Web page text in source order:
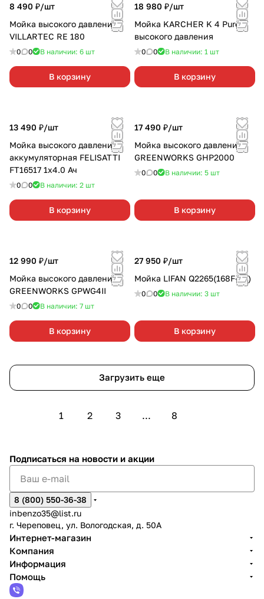
8 490 ₽/шт
Мойка высокого давления
VILLARTEC RE 180
0 0 В наличии: 6 шт
В корзину
18 980 ₽/шт
Мойка KARCHER K 4 Pure
высокого давления
0 0 В наличии: 1 шт
В корзину
13 490 ₽/шт
Мойка высокого давления
аккумуляторная FELISATTI
FT16517 1х4.0 Ач
0 0 В наличии: 2 шт
В корзину
17 490 ₽/шт
Мойка высокого давления
GREENWORKS GHP2000
0 0 В наличии: 5 шт
В корзину
12 990 ₽/шт
Мойка высокого давления
GREENWORKS GPWG4II
0 0 В наличии: 7 шт
В корзину
27 950 ₽/шт
Мойка LIFAN Q2265(168F-2B)
0 0 В наличии: 3 шт
В корзину
Загрузить еще
1 2 3 ... 8
Подписаться на новости и акции
8 (800) 550-36-38
inbenzo35@list.ru
г. Череповец, ул. Вологодская, д. 50А
Интернет-магазин
Компания
Информация
Помощь